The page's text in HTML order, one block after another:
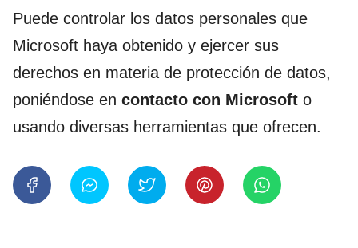
Puede controlar los datos personales que
Microsoft haya obtenido y ejercer sus
derechos en materia de protección de datos,
poniéndose en contacto con Microsoft o
usando diversas herramientas que ofrecen.